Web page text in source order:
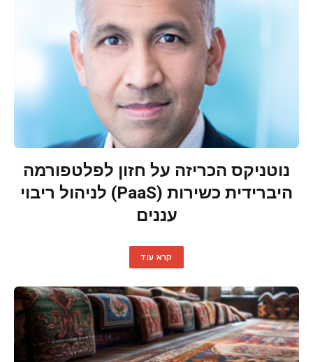
נוטניקס הכריזה על חזון לפלטפורמה
היברידית כשירות (PaaS) לניהול ריבוי
עננים
קרא עוד